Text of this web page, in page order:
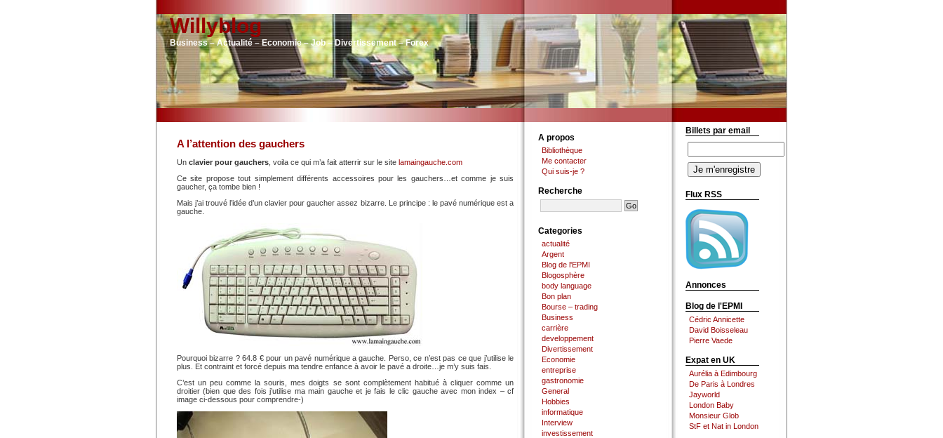
Willyblog
Business – Actualité – Economie – Job – Divertissement – Forex
A l’attention des gauchers
Un clavier pour gauchers , voila ce qui m’a fait atterrir sur le site lamaingauche.com
Ce site propose tout simplement différents accessoires pour les gauchers…et comme je suis
gaucher, ça tombe bien !
Mais j’ai trouvé l’idée d’un clavier pour gaucher assez bizarre. Le principe : le pavé numérique est a
gauche.
Pourquoi bizarre ? 64.8 € pour un pavé numérique a gauche. Perso, ce n’est pas ce que j’utilise le
plus. Et contraint et forcé depuis ma tendre enfance à avoir le pavé a droite…je m’y suis fais.
C’est un peu comme la souris, mes doigts se sont complètement habitué à cliquer comme un
droitier (bien que des fois j’utilise ma main gauche et je fais le clic gauche avec mon index – cf
image ci-dessous pour comprendre-)
A propos
Bibliothèque
Me contacter
Qui suis-je ?
Recherche
Categories
actualité
Argent
Blog de l'EPMI
Blogosphère
body language
Bon plan
Bourse – trading
Business
carrière
developpement
Divertissement
Economie
entreprise
gastronomie
General
Hobbies
informatique
Interview
investissement
Billets par email
Flux RSS
Annonces
Blog de l'EPMI
Cédric Annicette
David Boisseleau
Pierre Vaede
Expat en UK
Aurélia à Edimbourg
De Paris à Londres
Jayworld
London Baby
Monsieur Glob
StF et Nat in London